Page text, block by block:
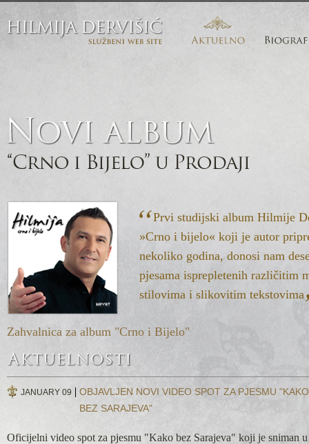
Skip to main content
Prvi studijski album Hilmije
»Crno i bijelo« koji je autor
nekoliko godina, donosi nam
pjesama isprepletenih različitim
stilovima i slikovitim tekstovima
Zahvalnica za album "Crno i Bijelo"
JANUARY 09
OBJAVLJEN NOVI VIDEO SPOT ZA PJESMU "KAKO
BEZ SARAJEVA"
Oficijelni video spot za pjesmu "Kako bez Sarajeva" koji je sniman u